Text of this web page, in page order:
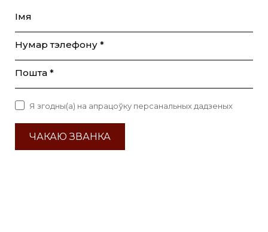
Імя
Нумар тэлефону *
Пошта *
ЧАКАЮ ЗВАНКА
Я згодны(а) на апрацоўку персанальных дадзеных